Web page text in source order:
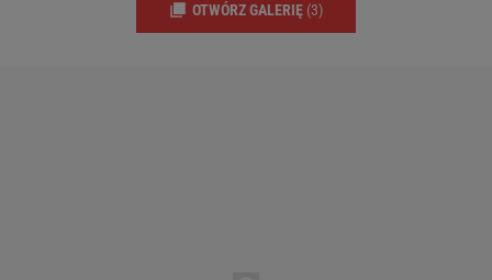
OTWÓRZ GALERIĘ (3)